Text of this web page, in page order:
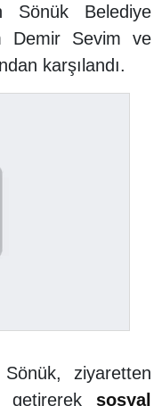
Sönük Belediye
Demir Sevim ve
karşılandı.
ziyaretten
getirerek sosyal